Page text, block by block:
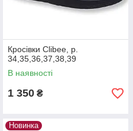
Кросівки Clibee, р.
34,35,36,37,38,39
В наявності
1 350 ₴
Новинка